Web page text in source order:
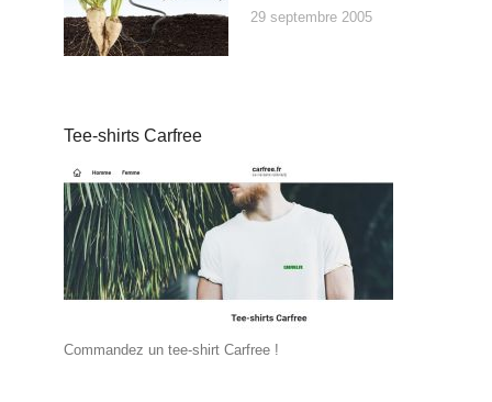
29 septembre 2005
Tee-shirts Carfree
Commandez un tee-shirt Carfree !